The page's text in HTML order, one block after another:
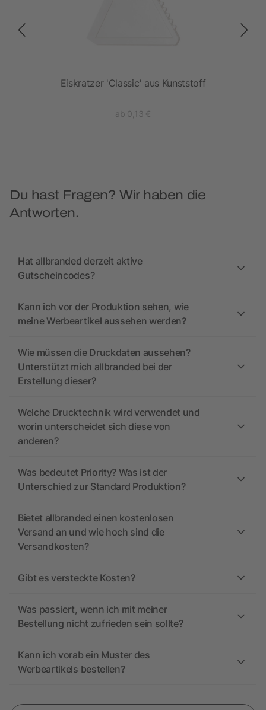
Eiskratzer 'Classic' aus Kunststoff
ab 0,13 €
Du hast Fragen? Wir haben die
Antworten.
Hat allbranded derzeit aktive
Gutscheincodes?
Kann ich vor der Produktion sehen, wie
meine Werbeartikel aussehen werden?
Wie müssen die Druckdaten aussehen?
Unterstützt mich allbranded bei der
Erstellung dieser?
Welche Drucktechnik wird verwendet und
worin unterscheidet sich diese von
anderen?
Was bedeutet Priority? Was ist der
Unterschied zur Standard Produktion?
Bietet allbranded einen kostenlosen
Versand an und wie hoch sind die
Versandkosten?
Gibt es versteckte Kosten?
Was passiert, wenn ich mit meiner
Bestellung nicht zufrieden sein sollte?
Kann ich vorab ein Muster des
Werbeartikels bestellen?